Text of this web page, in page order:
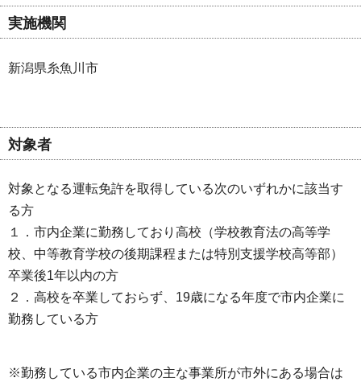
実施機関
新潟県糸魚川市
対象者
対象となる運転免許を取得している次のいずれかに該当す
る方
１．市内企業に勤務しており高校（学校教育法の高等学
校、中等教育学校の後期課程または特別支援学校高等部）
卒業後1年以内の方
２．高校を卒業しておらず、19歳になる年度で市内企業に
勤務している方
※勤務している市内企業の主な事業所が市外にある場合は